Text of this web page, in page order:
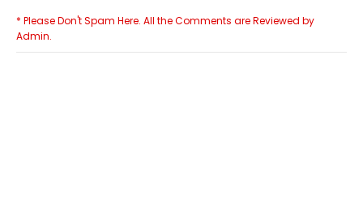
* Please Don't Spam Here. All the Comments are Reviewed by
Admin.